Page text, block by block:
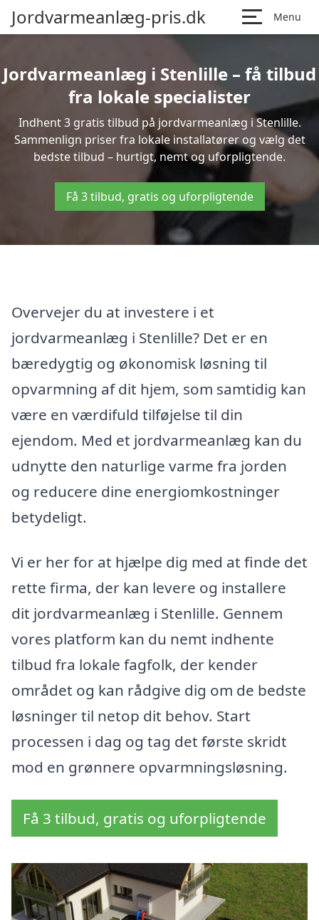
Jordvarmeanlæg-pris.dk Menu
Jordvarmeanlæg i Stenlille – få tilbud
fra lokale specialister
Indhent 3 gratis tilbud på jordvarmeanlæg i Stenlille.
Sammenlign priser fra lokale installatører og vælg det
bedste tilbud – hurtigt, nemt og uforpligtende.
Få 3 tilbud, gratis og uforpligtende
Overvejer du at investere i et
jordvarmeanlæg i Stenlille? Det er en
bæredygtig og økonomisk løsning til
opvarmning af dit hjem, som samtidig kan
være en værdifuld tilføjelse til din
ejendom. Med et jordvarmeanlæg kan du
udnytte den naturlige varme fra jorden
og reducere dine energiomkostninger
betydeligt.
Vi er her for at hjælpe dig med at finde det
rette firma, der kan levere og installere
dit jordvarmeanlæg i Stenlille. Gennem
vores platform kan du nemt indhente
tilbud fra lokale fagfolk, der kender
området og kan rådgive dig om de bedste
løsninger til netop dit behov. Start
processen i dag og tag det første skridt
mod en grønnere opvarmningsløsning.
Få 3 tilbud, gratis og uforpligtende